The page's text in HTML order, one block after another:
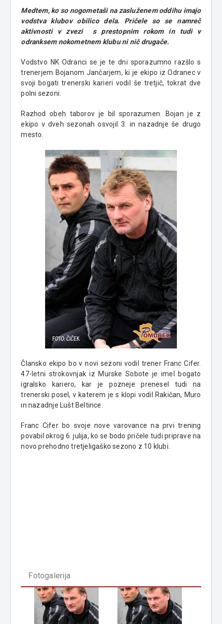
Medtem, ko so nogometaši na zasluženem oddihu imajo
vodstva klubov obilico dela. Pričele so se namreč
aktivnosti v zvezi s prestopnim rokom in tudi v
odranksem nokometnem klubu ni nič drugače.
Vodstvo NK Odranci se je te dni sporazumno razšlo s
trenerjem Bojanom Jančarjem, ki je ekipo iz Odranec v
svoji bogati trenerski karieri vodil še tretjič, tokrat dve
polni sezoni.
Razhod obeh taborov je bil sporazumen. Bojan je z
ekipo v dveh sezonah osvojil 3. in nazadnje še drugo
mesto.
Člansko ekipo bo v novi sezoni vodil trener Franc Cifer.
47-letni strokovnjak iz Murske Sobote je imel bogato
igralsko kariero, kar je pozneje prenesel tudi na
trenerski posel, v katerem je s klopi vodil Rakičan, Muro
in nazadnje Lušt Beltince.
Franc Cifer bo svoje nove varovance na prvi trening
povabil okrog 6. julija, ko se bodo pričele tudi priprave na
novo prehodno tretjeligaško sezono z 10 klubi.
Fotogalerija